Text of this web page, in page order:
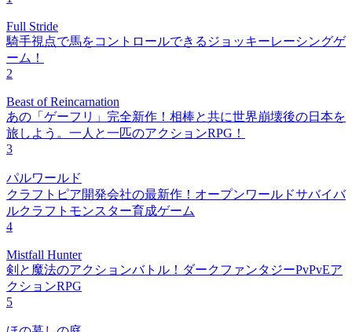
Full Stride
騎手視点で馬をコントロールできるジョッキーレーシングゲ
ーム！
2
Beast of Reincarnation
あの「ゲーフリ」完全新作！相棒と共に世界崩壊後の日本を
旅しよう。一人と一匹のアクションRPG！
3
パルワールド
クラフトピア開発会社の最新作！オープンワールドサバイバ
ルクラフトモンスター育成ゲーム
4
Mistfall Hunter
剣と魔法のアクションバトル！ダークファンタジーPvPvEア
クションRPG
5